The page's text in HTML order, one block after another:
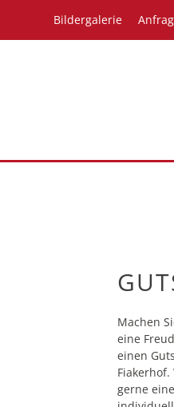
Bildergalerie
Machen
eine
einen
gerne